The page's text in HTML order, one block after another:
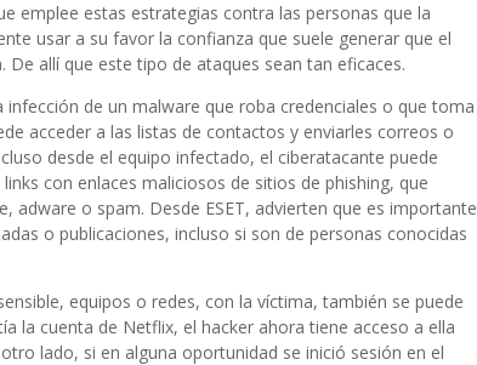
emplee estas estrategias contra las personas que la
usar a su favor la confianza que suele generar que el
allí que este tipo de ataques sean tan eficaces.
de un malware que roba credenciales o que toma
acceder a las listas de contactos y enviarles correos o
desde el equipo infectado, el ciberatacante puede
con enlaces maliciosos de sitios de phishing, que
adware o spam. Desde ESET, advierten que es importante
o publicaciones, incluso si son de personas conocidas
equipos o redes, con la víctima, también se puede
la cuenta de Netflix, el hacker ahora tiene acceso a ella
lado, si en alguna oportunidad se inició sesión en el